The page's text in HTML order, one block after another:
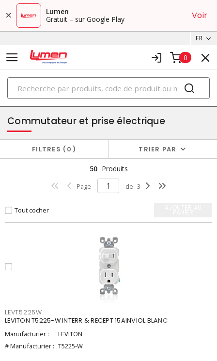
Lumen
Gratuit – sur Google Play
Voir
FR
0
PRODUITS
appareils combinés
Commutateur et prise électrique
FILTRES 0 TRIER PAR
50 Produits
Page de 3
Tout cocher
LEVT5225W
LEVITON T5225-W INTERR & RECEPT 15AINVIOL BLANC
Manufacturier :
LEVITON
# Manufacturier : T5225-W